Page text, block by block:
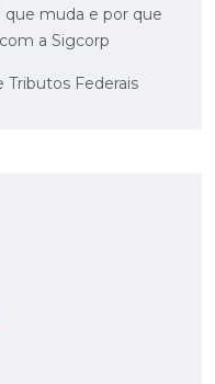
que muda e por que
a Sigcorp
Federais